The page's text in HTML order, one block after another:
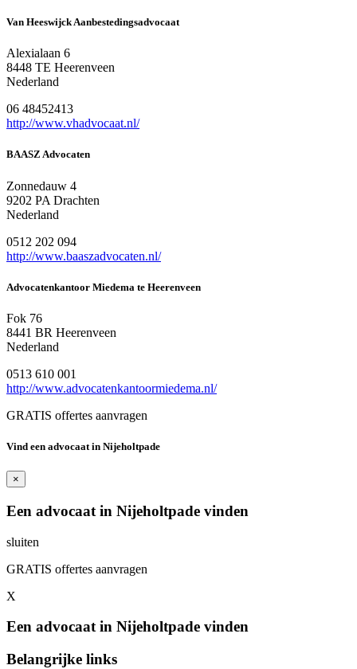
Van Heeswijck Aanbestedingsadvocaat
Alexialaan 6
8448 TE Heerenveen
Nederland
06 48452413
http://www.vhadvocaat.nl/
BAASZ Advocaten
Zonnedauw 4
9202 PA Drachten
Nederland
0512 202 094
http://www.baaszadvocaten.nl/
Advocatenkantoor Miedema te Heerenveen
Fok 76
8441 BR Heerenveen
Nederland
0513 610 001
http://www.advocatenkantoormiedema.nl/
GRATIS offertes aanvragen
Vind een advocaat in Nijeholtpade
×
Een advocaat in Nijeholtpade vinden
sluiten
GRATIS offertes aanvragen
X
Een advocaat in Nijeholtpade vinden
Belangrijke links